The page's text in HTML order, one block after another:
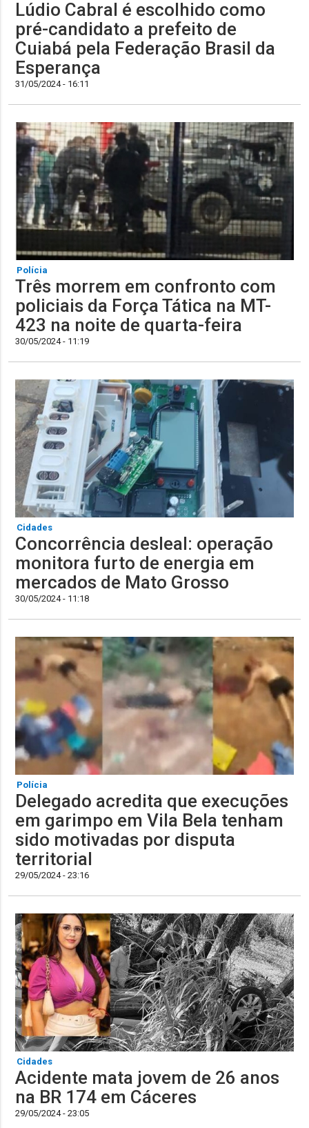
Lúdio Cabral é escolhido como
pré-candidato a prefeito de
Cuiabá pela Federação Brasil da
Esperança
31/05/2024 - 16:11
Polícia
Três morrem em confronto com
policiais da Força Tática na MT-
423 na noite de quarta-feira
30/05/2024 - 11:19
Cidades
Concorrência desleal: operação
monitora furto de energia em
mercados de Mato Grosso
30/05/2024 - 11:18
Polícia
Delegado acredita que execuções
em garimpo em Vila Bela tenham
sido motivadas por disputa
territorial
29/05/2024 - 23:16
Cidades
Acidente mata jovem de 26 anos
na BR 174 em Cáceres
29/05/2024 - 23:05